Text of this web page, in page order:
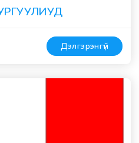
Дэлгэрэнгүй